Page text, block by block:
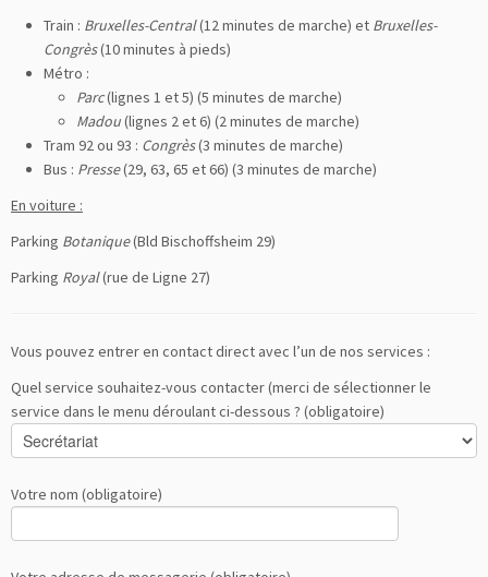
Train : Bruxelles-Central(12 minutes de marche) et Bruxelles-
Congrès(10 minutes à pieds)
Métro :
Parc(lignes 1 et 5) (5 minutes de marche)
Madou(lignes 2 et 6) (2 minutes de marche)
Tram 92 ou 93 : Congrès(3 minutes de marche)
Bus : Presse(29, 63, 65 et 66) (3 minutes de marche)
En voiture :
Parking Botanique(Bld Bischoffsheim 29)
Parking Royal(rue de Ligne 27)
Vous pouvez entrer en contact direct avec l’un de nos services :
Quel service souhaitez-vous contacter (merci de sélectionner le
service dans le menu déroulant ci-dessous ? (obligatoire)
Votre nom (obligatoire)